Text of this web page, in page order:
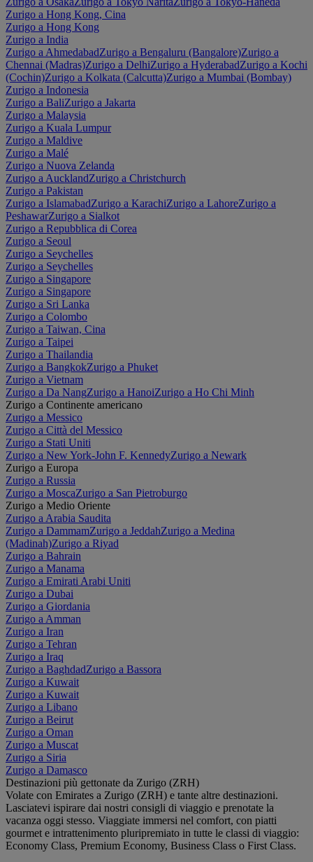
Zurigo a Hong Kong, Cina
Zurigo a Hong Kong
Zurigo a India
Zurigo a AhmedabadZurigo a Bengaluru (Bangalore)Zurigo a
Chennai (Madras)Zurigo a DelhiZurigo a HyderabadZurigo a Kochi
(Cochin)Zurigo a Kolkata (Calcutta)Zurigo a Mumbai (Bombay)
Zurigo a Indonesia
Zurigo a BaliZurigo a Jakarta
Zurigo a Malaysia
Zurigo a Kuala Lumpur
Zurigo a Maldive
Zurigo a Malé
Zurigo a Nuova Zelanda
Zurigo a AucklandZurigo a Christchurch
Zurigo a Pakistan
Zurigo a IslamabadZurigo a KarachiZurigo a LahoreZurigo a
PeshawarZurigo a Sialkot
Zurigo a Repubblica di Corea
Zurigo a Seoul
Zurigo a Seychelles
Zurigo a Seychelles
Zurigo a Singapore
Zurigo a Singapore
Zurigo a Sri Lanka
Zurigo a Colombo
Zurigo a Taiwan, Cina
Zurigo a Taipei
Zurigo a Thailandia
Zurigo a BangkokZurigo a Phuket
Zurigo a Vietnam
Zurigo a Da NangZurigo a HanoiZurigo a Ho Chi Minh
Zurigo a Continente americano
Zurigo a Messico
Zurigo a Città del Messico
Zurigo a Stati Uniti
Zurigo a New York-John F. KennedyZurigo a Newark
Zurigo a Europa
Zurigo a Russia
Zurigo a MoscaZurigo a San Pietroburgo
Zurigo a Medio Oriente
Zurigo a Arabia Saudita
Zurigo a DammamZurigo a JeddahZurigo a Medina
(Madinah)Zurigo a Riyad
Zurigo a Bahrain
Zurigo a Manama
Zurigo a Emirati Arabi Uniti
Zurigo a Dubai
Zurigo a Giordania
Zurigo a Amman
Zurigo a Iran
Zurigo a Tehran
Zurigo a Iraq
Zurigo a BaghdadZurigo a Bassora
Zurigo a Kuwait
Zurigo a Kuwait
Zurigo a Libano
Zurigo a Beirut
Zurigo a Oman
Zurigo a Muscat
Zurigo a Siria
Zurigo a Damasco
Destinazioni più gettonate da Zurigo (ZRH)
Volate con Emirates a Zurigo (ZRH) e tante altre destinazioni.
Lasciatevi ispirare dai nostri consigli di viaggio e prenotate la
vacanza oggi stesso. Viaggiate immersi nel comfort, con piatti
gourmet e intrattenimento pluripremiato in tutte le classi di viaggio:
Economy Class, Premium Economy, Business Class o First Class.